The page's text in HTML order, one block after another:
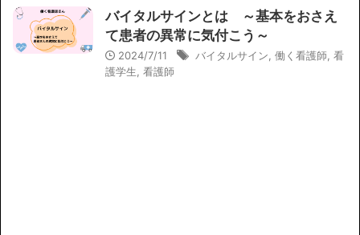
バイタルサインとは ～基本をおさえ
て患者の異常に気付こう～
2024/7/11 バイタルサイン 働く看護師 看
護学生 看護師